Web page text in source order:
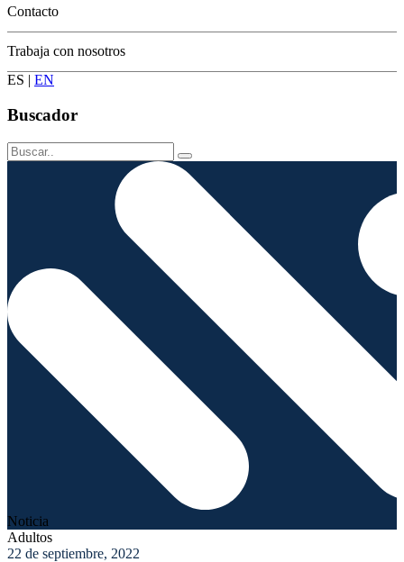
Contacto
Trabaja con nosotros
ES | EN
Buscador
Noticia
Adultos
22 de septiembre, 2022